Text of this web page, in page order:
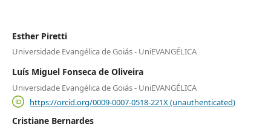
Esther Piretti
Universidade Evangélica de Goiás - UniEVANGÉLICA
Luís Miguel Fonseca de Oliveira
Universidade Evangélica de Goiás - UniEVANGÉLICA
https://orcid.org/0009-0007-0518-221X (unauthenticated)
Cristiane Bernardes